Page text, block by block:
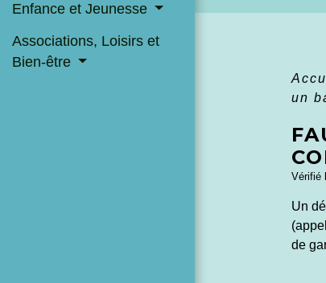
Enfance et Jeunesse
Associations, Loisirs et
Bien-être
un
Vérifié
Un
de